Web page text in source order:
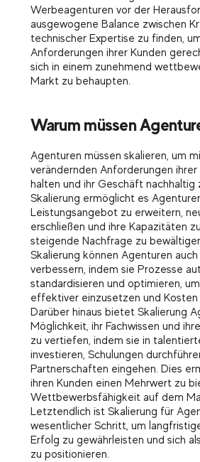
Werbeagenturen vor der
ausgewogene Balance zwischen
technischer Expertise zu finden,
Anforderungen ihrer Kunden
sich in einem zunehmend
Markt zu behaupten.
Warum müssen
Agenturen müssen skalieren, um
verändernden Anforderungen
halten und ihr Geschäft nachhaltig
Skalierung ermöglicht es
Leistungsangebot zu erweitern,
erschließen und ihre Kapazitäten
steigende Nachfrage zu
Skalierung können Agenturen
verbessern, indem sie Prozesse
standardisieren und optimieren,
effektiver einzusetzen und Kosten
Darüber hinaus bietet Skalierung
Möglichkeit, ihr Fachwissen und
zu vertiefen, indem sie in
investieren, Schulungen
Partnerschaften eingehen. Dies
ihren Kunden einen Mehrwert zu
Wettbewerbsfähigkeit auf dem
Letztendlich ist Skalierung für
wesentlicher Schritt, um
Erfolg zu gewährleisten und sich
zu positionieren.